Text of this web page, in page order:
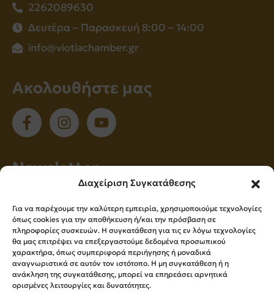
Διαχείριση Συγκατάθεσης
Για να παρέχουμε την καλύτερη εμπειρία, χρησιμοποιούμε τεχνολογίες
όπως cookies για την αποθήκευση ή/και την πρόσβαση σε
πληροφορίες συσκευών. Η συγκατάθεση για τις εν λόγω τεχνολογίες
θα μας επιτρέψει να επεξεργαστούμε δεδομένα προσωπικού
χαρακτήρα, όπως συμπεριφορά περιήγησης ή μοναδικά
αναγνωριστικά σε αυτόν τον ιστότοπο. Η μη συγκατάθεση ή η
ανάκληση της συγκατάθεσης, μπορεί να επηρεάσει αρνητικά
ορισμένες λειτουργίες και δυνατότητες.
2262089630
Δευτέρα – Παρασκευή 8:00 – 14:00
info@viotiachamber.gr
Ακολουθήστε μας
Νewsletter
ενημερώνεστε πρώτοι για όλα τα νέα μας!
Εγγραφή